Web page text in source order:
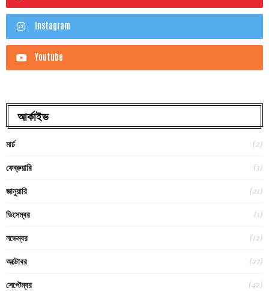
Instagram
Youtube
আর্কাইভ
মার্চ (2)
ফেব্রুয়ারি (3)
জানুয়ারি (21)
ডিসেম্বর (1)
নভেম্বর (12)
অক্টোবর (27)
সেপ্টেম্বর (42)